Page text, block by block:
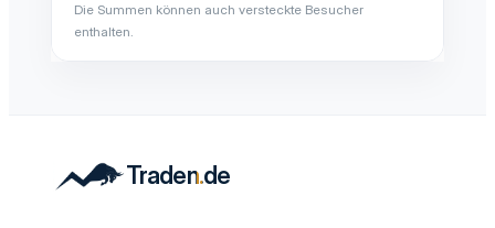
Die Summen können auch versteckte Besucher
enthalten.